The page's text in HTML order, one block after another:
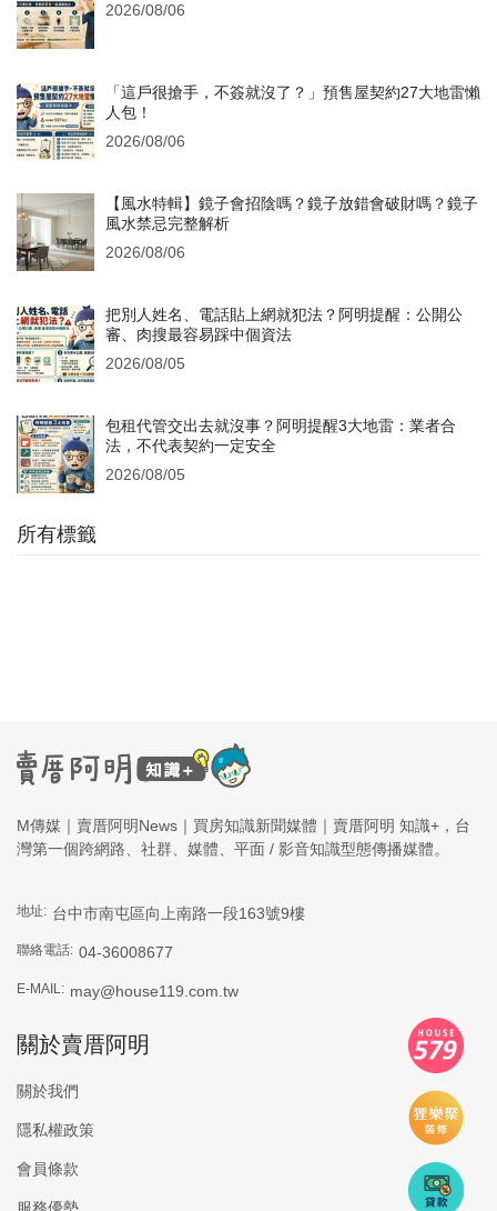
2026/08/06
「這戶很搶手，不簽就沒了？」預售屋契約27大地雷懶
人包！
2026/08/06
【風水特輯】鏡子會招陰嗎？鏡子放錯會破財嗎？鏡子
風水禁忌完整解析
2026/08/06
把別人姓名、電話貼上網就犯法？阿明提醒：公開公
審、肉搜最容易踩中個資法
2026/08/05
包租代管交出去就沒事？阿明提醒3大地雷：業者合
法，不代表契約一定安全
2026/08/05
所有標籤
M傳媒｜賣厝阿明News｜買房知識新聞媒體｜賣厝阿明 知識+，台
灣第一個跨網路、社群、媒體、平面 / 影音知識型態傳播媒體。
地址: 台中市南屯區向上南路一段163號9樓
聯絡電話: 04-36008677
E-MAIL: may@house119.com.tw
關於賣厝阿明
關於我們
隱私權政策
會員條款